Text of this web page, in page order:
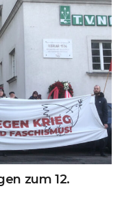
zum 12.